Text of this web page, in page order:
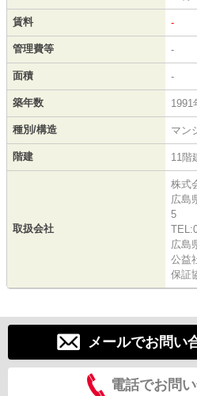
賃料 -
管理費等 -
面積 -
築年数 1991
種別/構造 マン
階建 11階
取扱会社
株式
広島
5
広島
公益
保証
メールでお問い
電話でお問